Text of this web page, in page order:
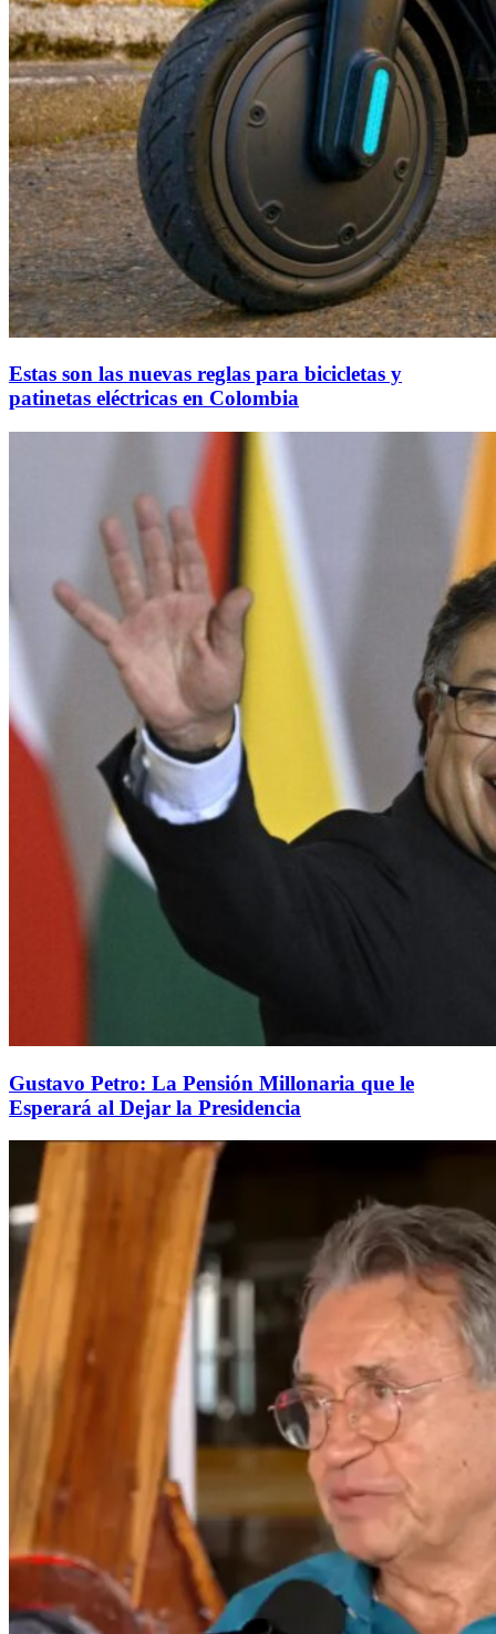
Estas son las nuevas reglas para bicicletas y
patinetas eléctricas en Colombia
Gustavo Petro: La Pensión Millonaria que le
Esperará al Dejar la Presidencia